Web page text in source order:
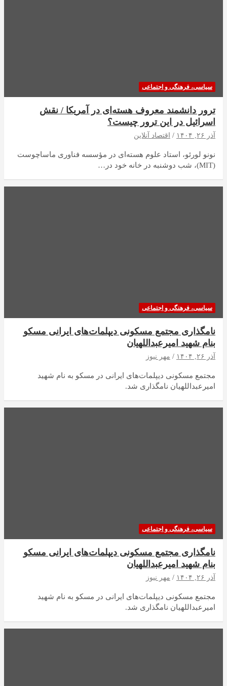
سیاسی، فرهنگی و اجتماعی
ترور دانشمند معروف هسته‌ای در آمریکا / نقش
اسرائیل در این ترور چیست؟
آذر ۲۶, ۱۴۰۴ اقتصاد آنلاین
نونو لورئو، استاد علوم هسته‌ای در مؤسسه فناوری ماساچوست
(MIT)، شب دوشنبه در خانه خود در…
سیاسی، فرهنگی و اجتماعی
نامگذاری مجتمع مسکونی دیپلمات‌های ایرانی مسکو
بنام شهید امیرعبداللهیان
آذر ۲۶, ۱۴۰۴ مهر نیوز
مجتمع مسکونی دیپلمات‌های ایرانی در مسکو به نام شهید
امیرعبداللهیان نامگذاری شد.
سیاسی، فرهنگی و اجتماعی
نامگذاری مجتمع مسکونی دیپلمات‌های ایرانی مسکو
بنام شهید امیرعبداللهیان
آذر ۲۶, ۱۴۰۴ مهر نیوز
مجتمع مسکونی دیپلمات‌های ایرانی در مسکو به نام شهید
امیرعبداللهیان نامگذاری شد.